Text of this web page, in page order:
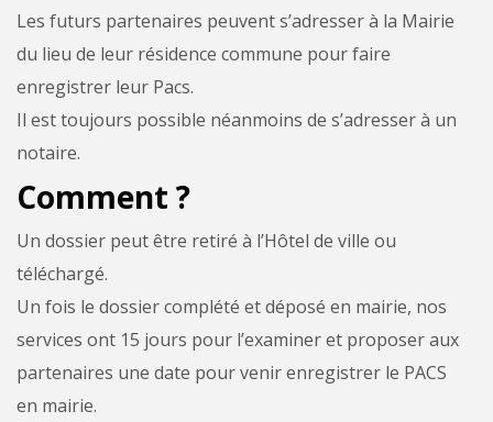
Les futurs partenaires peuvent s’adresser à la Mairie
du lieu de leur résidence commune pour faire
enregistrer leur Pacs.
Il est toujours possible néanmoins de s’adresser à un
notaire.
Comment ?
Un dossier peut être retiré à l’Hôtel de ville ou
téléchargé.
Un fois le dossier complété et déposé en mairie, nos
services ont 15 jours pour l’examiner et proposer aux
partenaires une date pour venir enregistrer le PACS
en mairie.